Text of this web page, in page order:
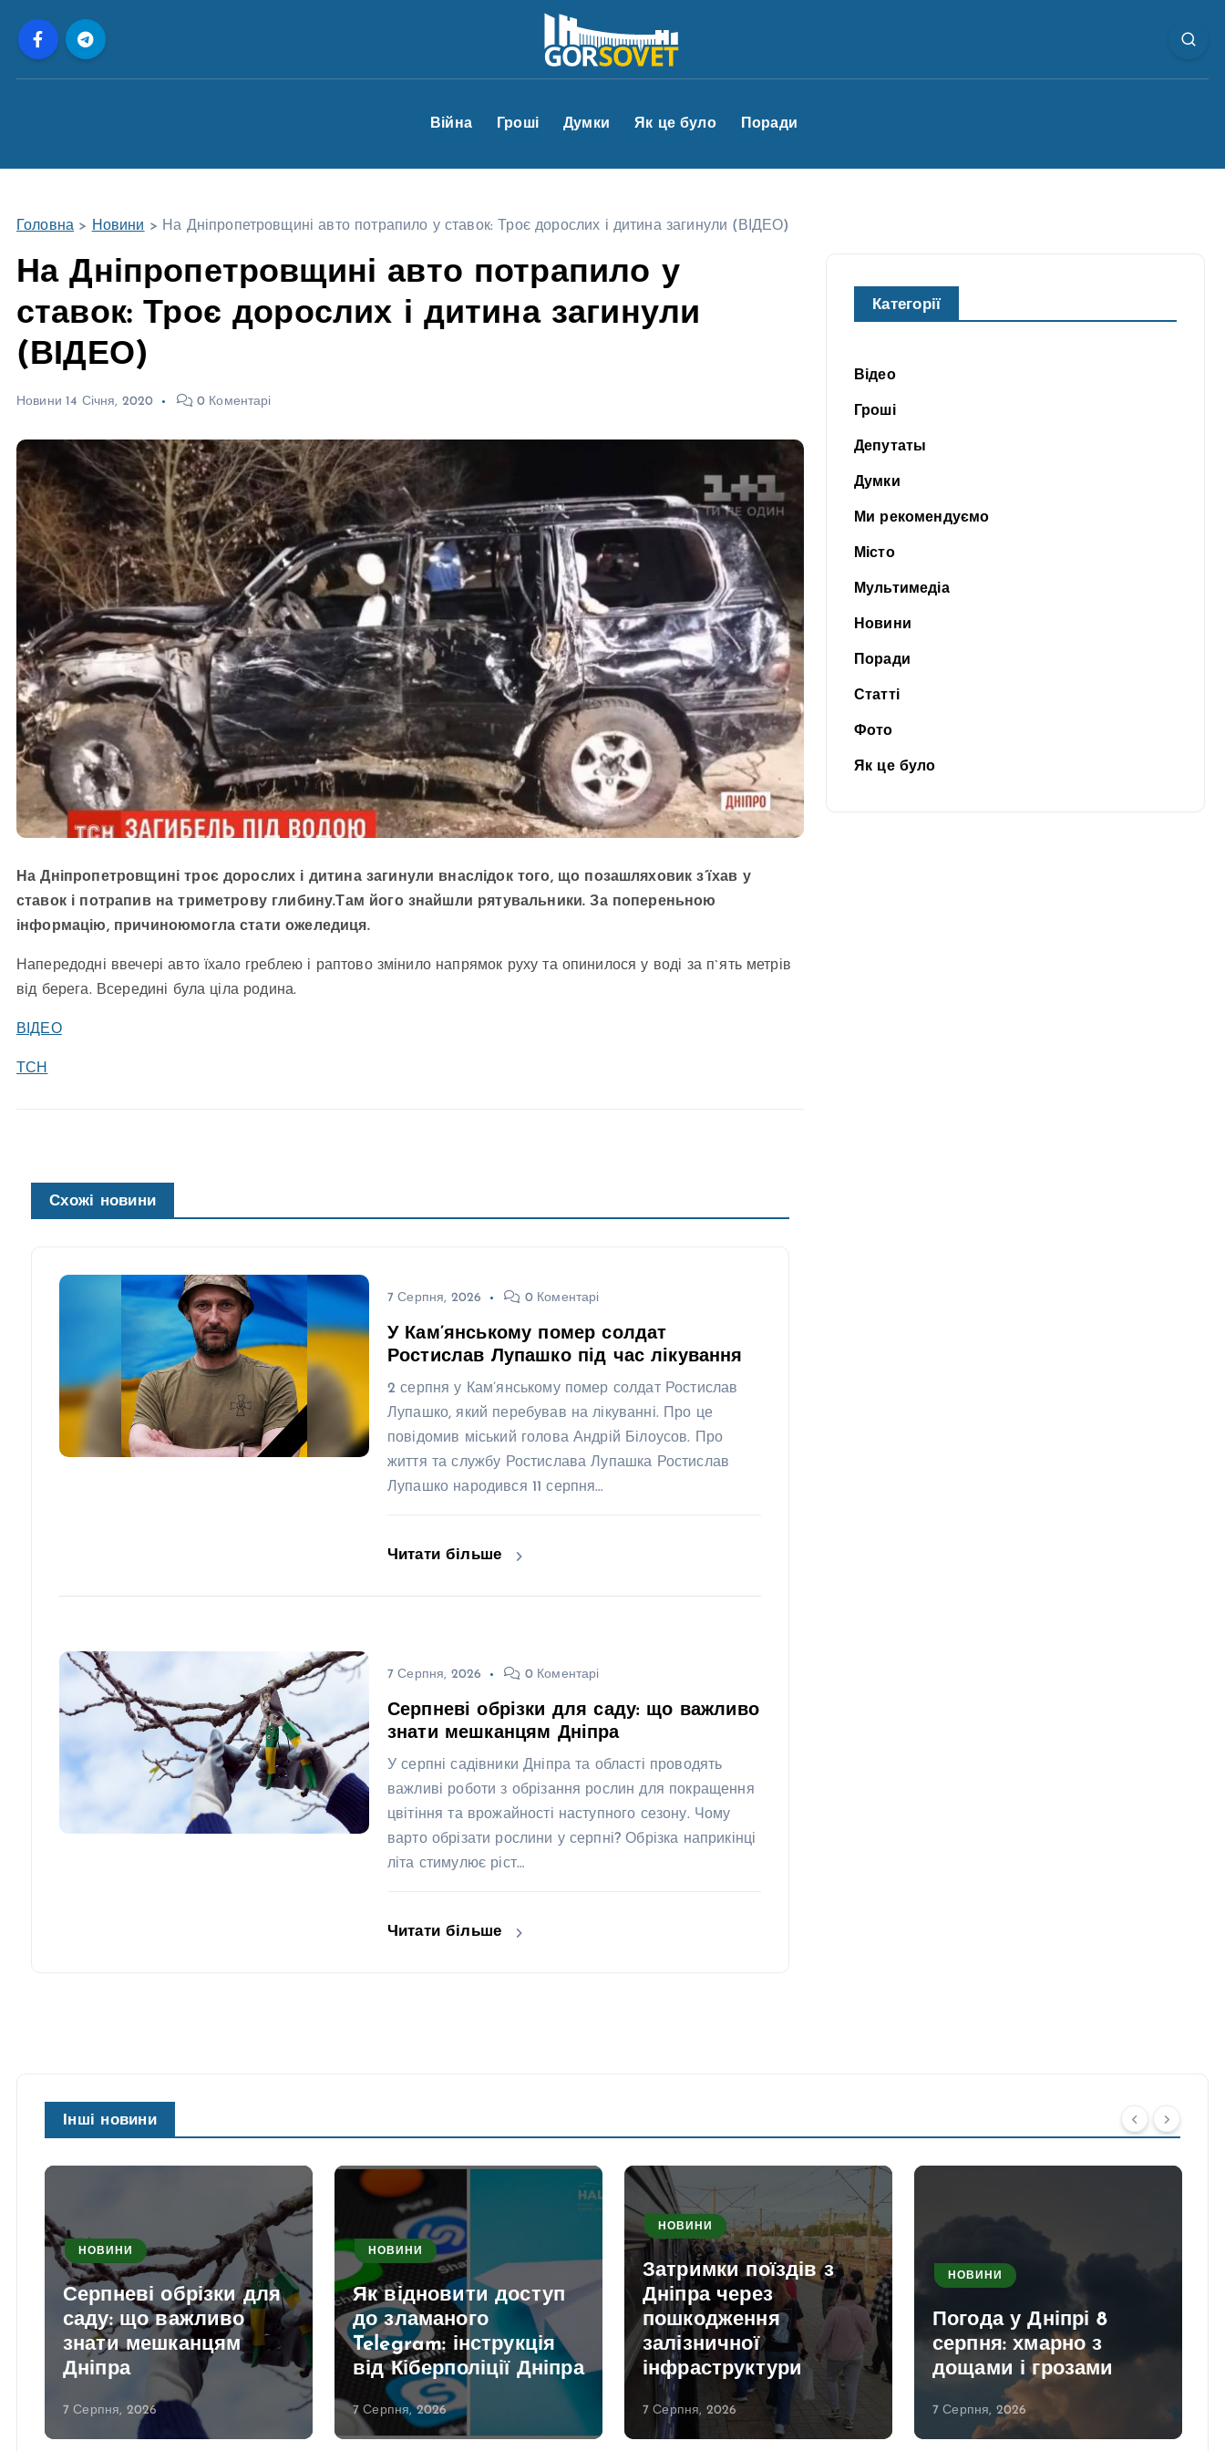
Війна Гроші Думки Як це було Поради
Головна > Новини > На Дніпропетровщині авто потрапило у ставок: Троє дорослих і дитина загинули (ВІДЕО)
На Дніпропетровщині авто потрапило у
ставок: Троє дорослих і дитина загинули
(ВІДЕО)
Новини 14 Січня, 2020 0 Коментарі
На Дніпропетровщині троє дорослих і дитина загинули внаслідок того, що позашляховик з’їхав у
ставок і потрапив на триметрову глибину.Там його знайшли рятувальники. За попереньною
інформацію, причиноюмогла стати ожеледиця.
Напередодні ввечері авто їхало греблею і раптово змінило напрямок руху та опинилося у воді за п`ять метрів
від берега. Всередині була ціла родина.
ВІДЕО
ТСН
Схожі новини
7 Серпня, 2026 0 Коментарі
У Кам’янському помер солдат
Ростислав Лупашко під час лікування
2 серпня у Кам’янському помер солдат Ростислав
Лупашко, який перебував на лікуванні. Про це
повідомив міський голова Андрій Білоусов. Про
життя та службу Ростислава Лупашка Ростислав
Лупашко народився 11 серпня…
Читати більше
7 Серпня, 2026 0 Коментарі
Серпневі обрізки для саду: що важливо
знати мешканцям Дніпра
У серпні садівники Дніпра та області проводять
важливі роботи з обрізання рослин для покращення
цвітіння та врожайності наступного сезону. Чому
варто обрізати рослини у серпні? Обрізка наприкінці
літа стимулює ріст…
Читати більше
Категорії
Відео
Гроші
Депутаты
Думки
Ми рекомендуємо
Місто
Мультимедіа
Новини
Поради
Статті
Фото
Як це було
Інші новини
НОВИНИ
Серпневі обрізки для
саду: що важливо
знати мешканцям
Дніпра
7 Серпня, 2026
НОВИНИ
Як відновити доступ
до зламаного
Telegram: інструкція
від Кіберполіції Дніпра
7 Серпня, 2026
НОВИНИ
Затримки поїздів з
Дніпра через
пошкодження
залізничної
інфраструктури
7 Серпня, 2026
НОВИНИ
Погода у Дніпрі 8
серпня: хмарно з
дощами і грозами
7 Серпня, 2026